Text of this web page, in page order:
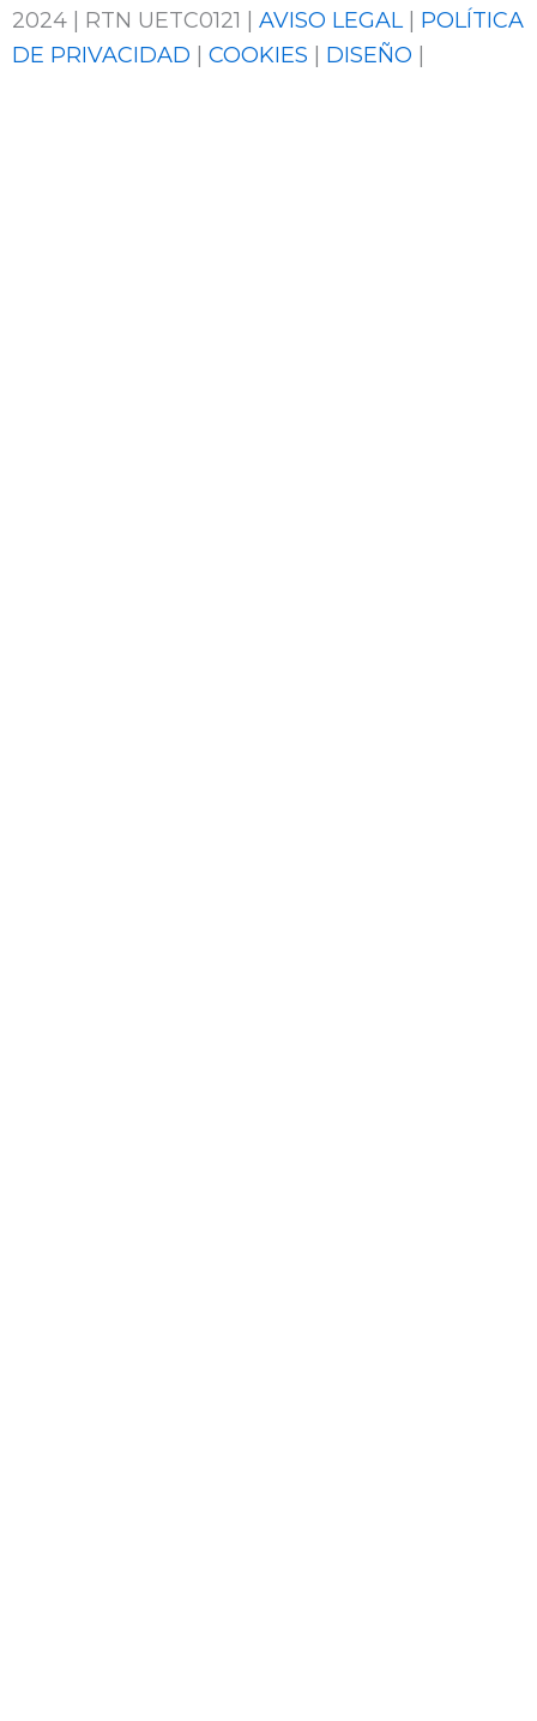
2024 | RTN UETC0121 | AVISO LEGAL| POLÍTICA
DE PRIVACIDAD
COOKIES DISEÑO